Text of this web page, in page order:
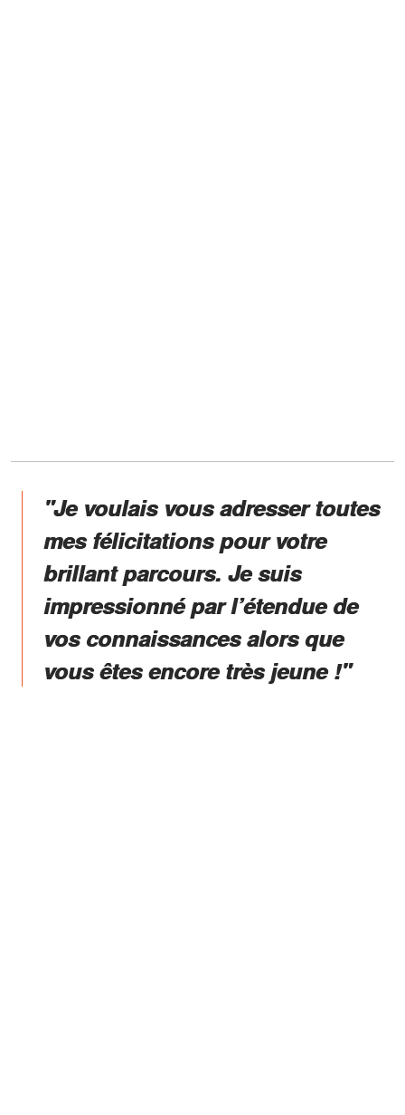
"Je voulais vous adresser toutes
mes félicitations pour votre
brillant parcours. Je suis
impressionné par l’étendue de
vos connaissances alors que
vous êtes encore très jeune !"